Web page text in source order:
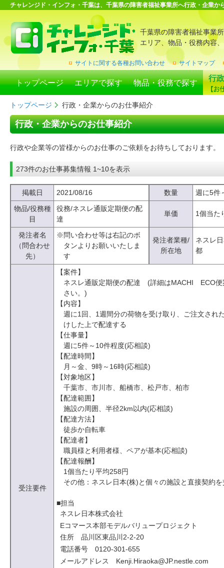
チャレンジド・インフォ・千葉は、千葉県の障害者福祉事業所へ行政・企業か
千葉県の障害者福祉事業
エリア、物品・役務内容
サイトに関する各種お問い合わせ サイトマップ
トップページ エリアで探す 物品・役務で探す
行
トップページ 行政・企業からのお仕事紹介
行政・企業からのお仕事紹介
行政や企業等の皆様からのお仕事のご依頼をお待ちしております。
273件のお仕事募集情報 1~10を表示
掲載日 2021/08/16 数量
週に5件
物品/役務種
目
役務/ネスレ通販定期便の配
達
単価 1個当た
発注者名
（問合わせ
先）
※問い合わせ等は右記のボ
タンよりお願いいたしま
す
発注者業種/
所在地
ネスレ
都
受注要件
【案件】
ネスレ通販定期便の配達 (詳細はMACHI ECO便
さい。)
【内容】
週に1回、1週間分の荷物を受け取り、ご注文され
けした上で配達する
【仕事量】
週に5件～10件程度(応相談)
【配達時間】
月～金、9時～16時(応相談)
【対象地区】
千葉市、市川市、船橋市、松戸市、柏市
【配達範囲】
施設の周囲、半径2km以内(応相談)
【配達方法】
徒歩か自転車
【配達者】
職員様と利用者様、ペアが基本(応相談)
【配達報酬】
1個当たり平均258円
その他：ネスレ日本(株)と個々の施設と直接契約
■担当
ネスレ日本株式会社
Eコマース本部モデルバリュープロジェクト
住所 品川区東品川2-2-20
電話番号 0120-301-655
メールアドレス Kenji.Hiraoka@JP.nestle.com